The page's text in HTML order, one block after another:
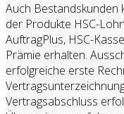
Auch Bestandskunden
der Produkte HSC-
AuftragPlus, HSC-
Prämie erhalten.
erfolgreiche erste
Vertragsabschluss